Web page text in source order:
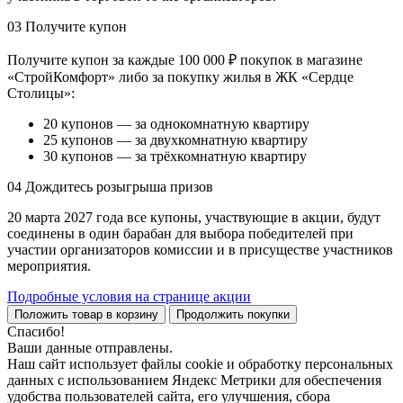
03 Получите купон
Получите купон за каждые 100 000 ₽ покупок в магазине
«СтройКомфорт» либо за покупку жилья в ЖК «Сердце
Столицы»:
20 купонов — за однокомнатную квартиру
25 купонов — за двухкомнатную квартиру
30 купонов — за трёхкомнатную квартиру
04 Дождитесь розыгрыша призов
20 марта 2027 года все купоны, участвующие в акции, будут
соединены в один барабан для выбора победителей при
участии организаторов комиссии и в присуществе участников
мероприятия.
Подробные условия на странице акции
Положить товар в корзину Продолжить покупки
Спасибо!
Ваши данные отправлены.
Наш сайт использует файлы cookie и обработку персональных
данных с использованием Яндекс Метрики для обеспечения
удобства пользователей сайта, его улучшения, сбора